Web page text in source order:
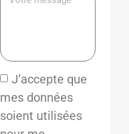
J’accepte que
mes données
soient utilisées